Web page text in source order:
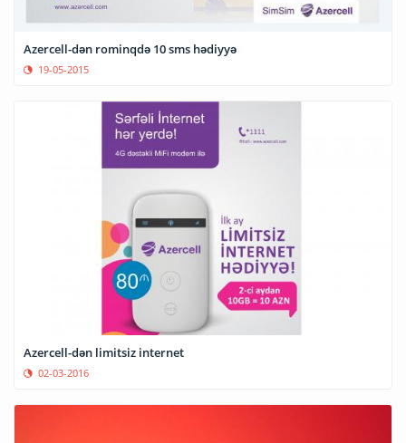
Azercell-dən rominqdə 10 sms hədiyyə
19-05-2015
Azercell-dən limitsiz internet
02-03-2016